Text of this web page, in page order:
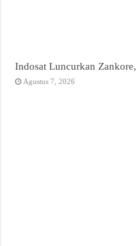
Indosat Luncurkan
Agustus 7, 2026